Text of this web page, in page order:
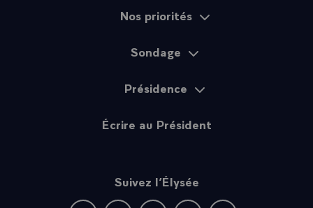
Nos priorités
Sondage
Présidence
Écrire au Président
Suivez l’Élysée